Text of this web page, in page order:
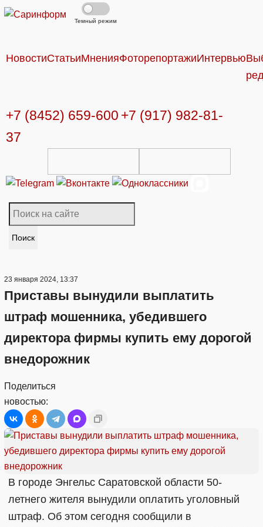
Темный режим
НовостиСтатьиМненияФоторепортажиИнтервью
+7 (8452) 659-600 +7 (917) 982-81-
37
Поиск
23 января 2024, 13:37
Приставы вынудили выплатить
штраф мошенника, убедившего
директора фирмы купить ему дорогой
внедорожник
Поделиться
новостью:
В городе Энгельс Саратовской области 50-
летнего жителя вынудили оплатить уголовный
штраф. Об этом сегодня сообщили в